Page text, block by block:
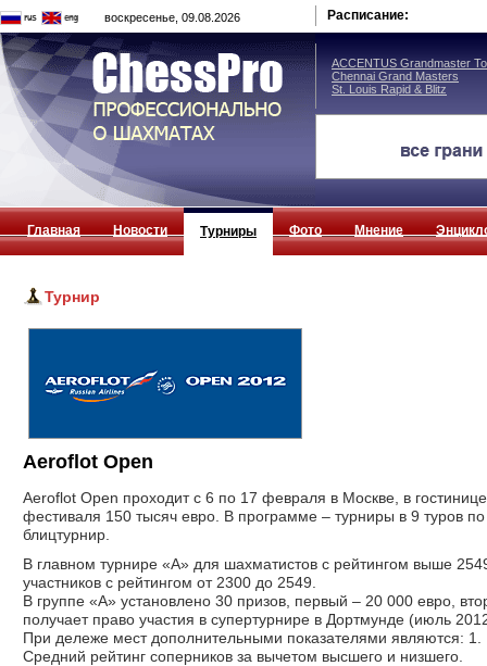
воскресенье, 09.08.2026 Расписание:
ACCENTUS Grandmaster
Chennai Grand Masters
St. Louis Rapid & Blitz
Главная Новости Турниры Фото Мнение
Турнир
Aeroflot Open
Aeroflot Open проходит с 6 по 17 февраля в Москве, в
фестиваля 150 тысяч евро. В программе – турниры в 9 туров
блицтурнир.
В главном турнире «А» для шахматистов с рейтингом выше
участников с рейтингом от 2300 до 2549.
В группе «А» установлено 30 призов, первый – 20 000 евро,
получает право участия в супертурнире в Дортмунде (июль
При дележе мест дополнительными показателями являются:
Средний рейтинг соперников за вычетом высшего и низшего.